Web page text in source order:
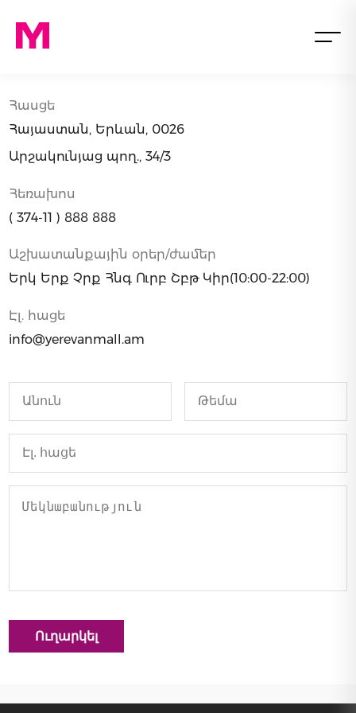
Հասցե
Հայաստան, Երևան, 0026
Արշակունյաց պող., 34/3
Հեռախոս
( 374-11 ) 888 888
Աշխատանքային օրեր/ժամեր
Երկ Երք Չրք Հնգ Ուրբ Շբթ Կիր(10:00-22:00)
Էլ. հացե
info@yerevanmall.am
Ուղարկել